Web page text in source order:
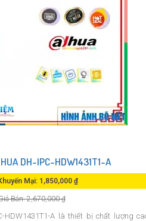
DH-IPC-HDW1431T1-A
Mại: 1,850,000 ₫
Bán: 2,670,000 ₫
HDW1431T1-A là thiết bị chất lượng